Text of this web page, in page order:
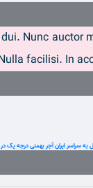
Nunc auctor
facilisi. In
سراسر ایرانآجر بهمنی درجه یک در